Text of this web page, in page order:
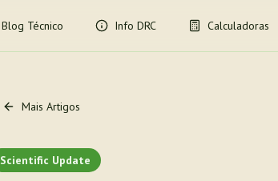
Blog Técnico Info DRC Calculadoras
Mais Artigos
Scientific Update